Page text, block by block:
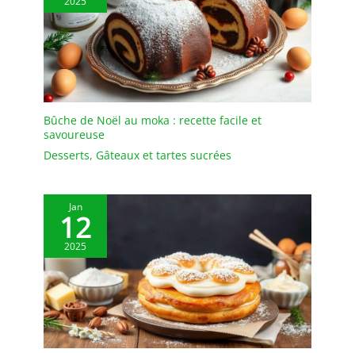
Bûche de Noël au moka : recette facile et
savoureuse
Desserts, Gâteaux et tartes sucrées
Jan
12
2025